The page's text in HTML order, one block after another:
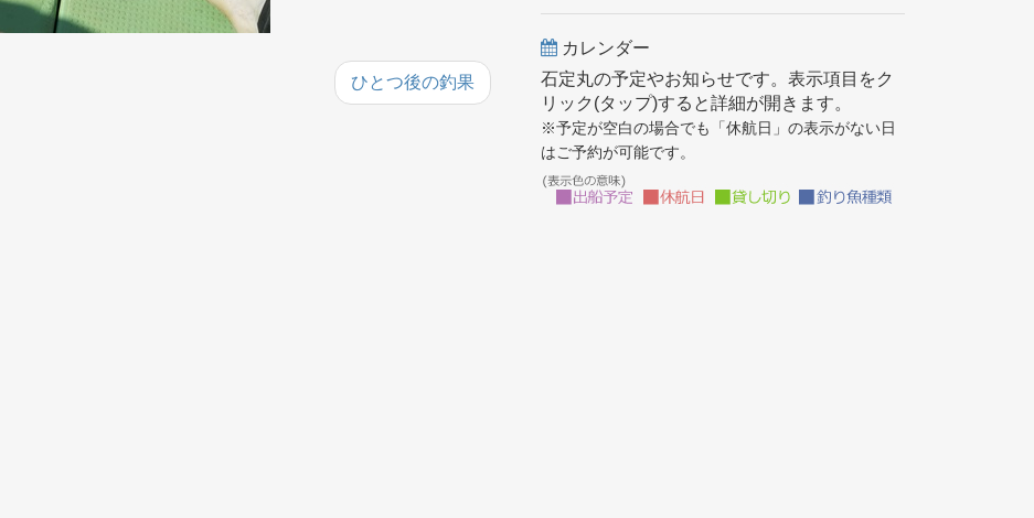
ひとつ後の釣果
カレンダー
石定丸の予定やお知らせです。表示項目をク
リック(タップ)すると詳細が開きます。
※予定が空白の場合でも「休航日」の表示がない日
はご予約が可能です。